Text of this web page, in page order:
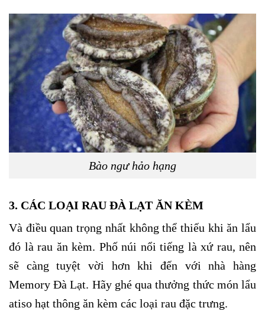
Bào ngư hảo hạng
3. CÁC LOẠI RAU ĐÀ LẠT ĂN KÈM
Và điều quan trọng nhất không thể thiếu khi ăn lẩu
đó là rau ăn kèm. Phố núi nổi tiếng là xứ rau, nên
sẽ càng tuyệt vời hơn khi đến với nhà hàng
Memory Đà Lạt. Hãy ghé qua thưởng thức món lẩu
atiso hạt thông ăn kèm các loại rau đặc trưng.